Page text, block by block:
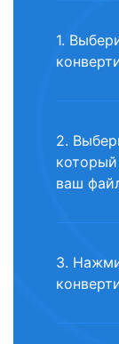
1.
2.
ваш
3.